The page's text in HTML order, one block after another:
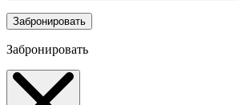
Забронировать